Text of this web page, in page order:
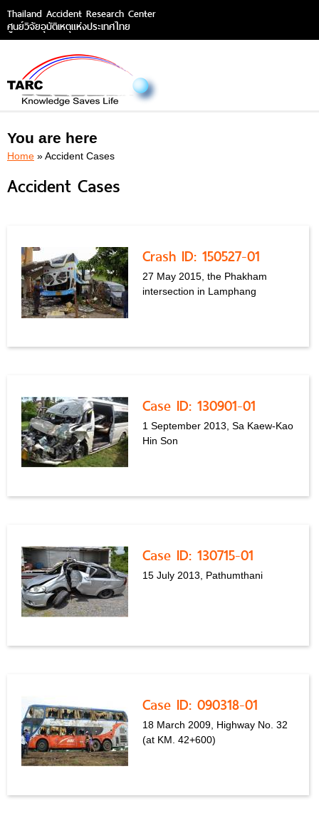
Thailand Accident Research Center
ศูนย์วิจัยอุบัติเหตุแห่งประเทศไทย
You are here
Home » Accident Cases
Accident Cases
Crash ID: 150527-01
27 May 2015, the Phakham
intersection in Lamphang
Case ID: 130901-01
1 September 2013, Sa Kaew-Kao
Hin Son
Case ID: 130715-01
15 July 2013, Pathumthani
Case ID: 090318-01
18 March 2009, Highway No. 32
(at KM. 42+600)